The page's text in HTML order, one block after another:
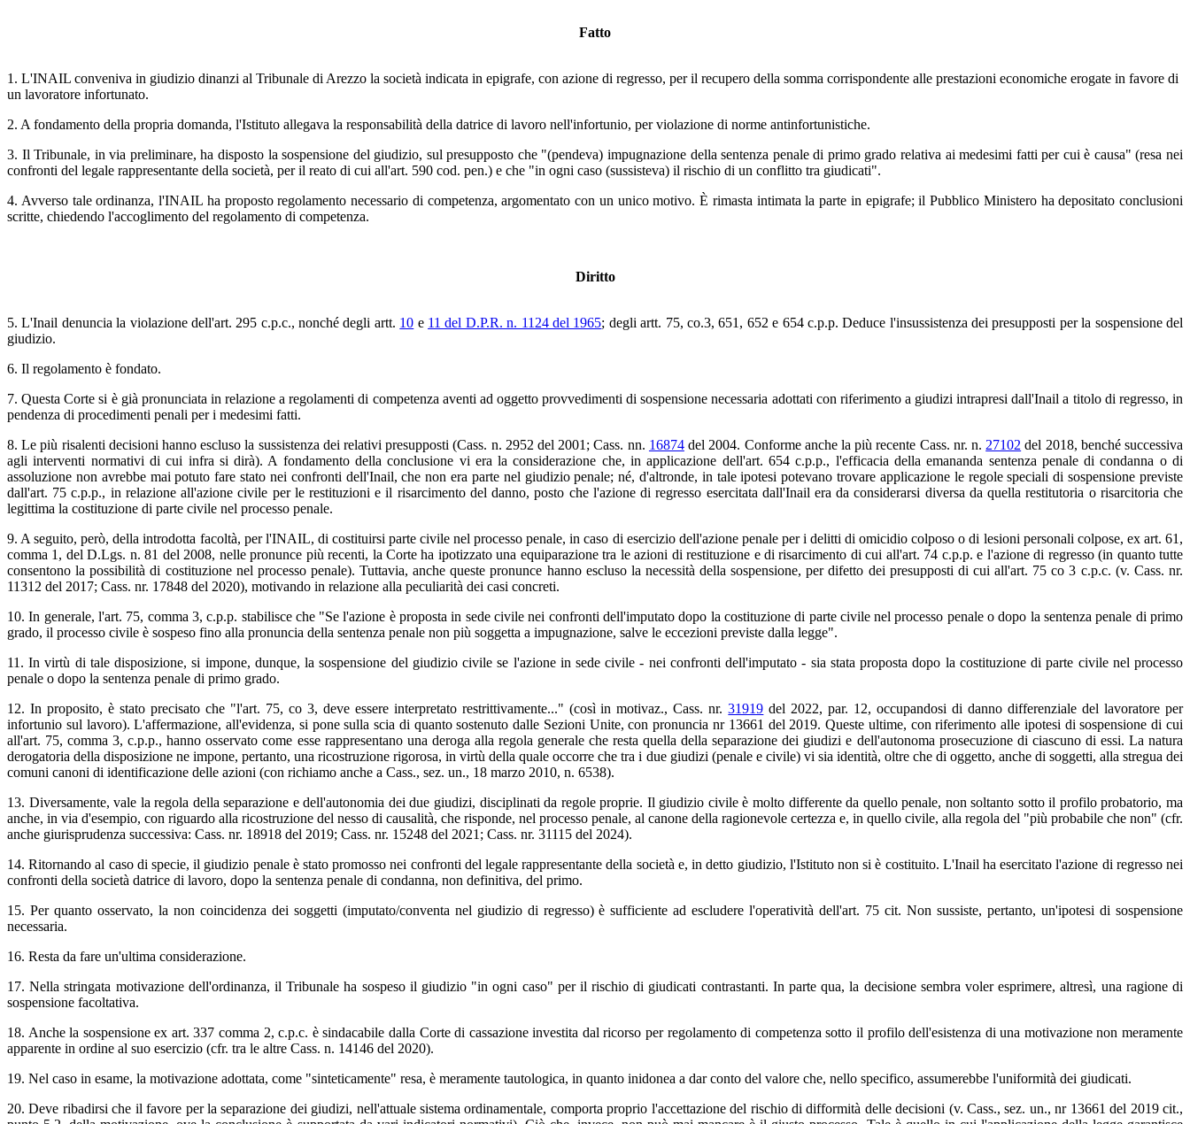
Fatto
1. L'INAIL conveniva in giudizio dinanzi al Tribunale di Arezzo la società indicata in epigrafe, con azione di regresso, per il recupero della somma corrispondente alle prestazioni economiche erogate in favore di
un lavoratore infortunato.
2. A fondamento della propria domanda, l'Istituto allegava la responsabilità della datrice di lavoro nell'infortunio, per violazione di norme antinfortunistiche.
3. Il Tribunale, in via preliminare, ha disposto la sospensione del giudizio, sul presupposto che "(pendeva) impugnazione della sentenza penale di primo grado relativa ai medesimi fatti per cui è causa" (resa nei
confronti del legale rappresentante della società, per il reato di cui all'art. 590 cod. pen.) e che "in ogni caso (sussisteva) il rischio di un conflitto tra giudicati".
4. Avverso tale ordinanza, l'INAIL ha proposto regolamento necessario di competenza, argomentato con un unico motivo. È rimasta intimata la parte in epigrafe; il Pubblico Ministero ha depositato conclusioni
scritte, chiedendo l'accoglimento del regolamento di competenza.
Diritto
5. L'Inail denuncia la violazione dell'art. 295 c.p.c., nonché degli artt. 10 e 11 del D.P.R. n. 1124 del 1965; degli artt. 75, co.3, 651, 652 e 654 c.p.p. Deduce l'insussistenza dei presupposti per la sospensione del
giudizio.
6. Il regolamento è fondato.
7. Questa Corte si è già pronunciata in relazione a regolamenti di competenza aventi ad oggetto provvedimenti di sospensione necessaria adottati con riferimento a giudizi intrapresi dall'Inail a titolo di regresso, in
pendenza di procedimenti penali per i medesimi fatti.
8. Le più risalenti decisioni hanno escluso la sussistenza dei relativi presupposti (Cass. n. 2952 del 2001; Cass. nn. 16874del 2004. Conforme anche la più recente Cass. nr. n. 27102 del 2018, benché successiva
agli interventi normativi di cui infra si dirà). A fondamento della conclusione vi era la considerazione che, in applicazione dell'art. 654 c.p.p., l'efficacia della emananda sentenza penale di condanna o di
assoluzione non avrebbe mai potuto fare stato nei confronti dell'Inail, che non era parte nel giudizio penale; né, d'altronde, in tale ipotesi potevano trovare applicazione le regole speciali di sospensione previste
dall'art. 75 c.p.p., in relazione all'azione civile per le restituzioni e il risarcimento del danno, posto che l'azione di regresso esercitata dall'Inail era da considerarsi diversa da quella restitutoria o risarcitoria che
legittima la costituzione di parte civile nel processo penale.
9. A seguito, però, della introdotta facoltà, per l'INAIL, di costituirsi parte civile nel processo penale, in caso di esercizio dell'azione penale per i delitti di omicidio colposo o di lesioni personali colpose, ex art. 61,
comma 1, del D.Lgs. n. 81 del 2008, nelle pronunce più recenti, la Corte ha ipotizzato una equiparazione tra le azioni di restituzione e di risarcimento di cui all'art. 74 c.p.p. e l'azione di regresso (in quanto tutte
consentono la possibilità di costituzione nel processo penale). Tuttavia, anche queste pronunce hanno escluso la necessità della sospensione, per difetto dei presupposti di cui all'art. 75 co 3 c.p.c. (v. Cass. nr.
11312 del 2017; Cass. nr. 17848 del 2020), motivando in relazione alla peculiarità dei casi concreti.
10. In generale, l'art. 75, comma 3, c.p.p. stabilisce che "Se l'azione è proposta in sede civile nei confronti dell'imputato dopo la costituzione di parte civile nel processo penale o dopo la sentenza penale di primo
grado, il processo civile è sospeso fino alla pronuncia della sentenza penale non più soggetta a impugnazione, salve le eccezioni previste dalla legge".
11. In virtù di tale disposizione, si impone, dunque, la sospensione del giudizio civile se l'azione in sede civile - nei confronti dell'imputato - sia stata proposta dopo la costituzione di parte civile nel processo
penale o dopo la sentenza penale di primo grado.
12. In proposito, è stato precisato che "l'art. 75, co 3, deve essere interpretato restrittivamente..." (così in motivaz., Cass. nr.31919 del 2022, par. 12, occupandosi di danno differenziale del lavoratore per
infortunio sul lavoro). L'affermazione, all'evidenza, si pone sulla scia di quanto sostenuto dalle Sezioni Unite, con pronuncia nr 13661 del 2019. Queste ultime, con riferimento alle ipotesi di sospensione di cui
all'art. 75, comma 3, c.p.p., hanno osservato come esse rappresentano una deroga alla regola generale che resta quella della separazione dei giudizi e dell'autonoma prosecuzione di ciascuno di essi. La natura
derogatoria della disposizione ne impone, pertanto, una ricostruzione rigorosa, in virtù della quale occorre che tra i due giudizi (penale e civile) vi sia identità, oltre che di oggetto, anche di soggetti, alla stregua dei
comuni canoni di identificazione delle azioni (con richiamo anche a Cass., sez. un., 18 marzo 2010, n. 6538).
13. Diversamente, vale la regola della separazione e dell'autonomia dei due giudizi, disciplinati da regole proprie. Il giudizio civile è molto differente da quello penale, non soltanto sotto il profilo probatorio, ma
anche, in via d'esempio, con riguardo alla ricostruzione del nesso di causalità, che risponde, nel processo penale, al canone della ragionevole certezza e, in quello civile, alla regola del "più probabile che non" (cfr.
anche giurisprudenza successiva: Cass. nr. 18918 del 2019; Cass. nr. 15248 del 2021; Cass. nr. 31115 del 2024).
14. Ritornando al caso di specie, il giudizio penale è stato promosso nei confronti del legale rappresentante della società e, in detto giudizio, l'Istituto non si è costituito. L'Inail ha esercitato l'azione di regresso nei
confronti della società datrice di lavoro, dopo la sentenza penale di condanna, non definitiva, del primo.
15. Per quanto osservato, la non coincidenza dei soggetti (imputato/conventa nel giudizio di regresso) è sufficiente ad escludere l'operatività dell'art. 75 cit. Non sussiste, pertanto, un'ipotesi di sospensione
necessaria.
16. Resta da fare un'ultima considerazione.
17. Nella stringata motivazione dell'ordinanza, il Tribunale ha sospeso il giudizio "in ogni caso" per il rischio di giudicati contrastanti. In parte qua, la decisione sembra voler esprimere, altresì, una ragione di
sospensione facoltativa.
18. Anche la sospensione ex art. 337 comma 2, c.p.c. è sindacabile dalla Corte di cassazione investita dal ricorso per regolamento di competenza sotto il profilo dell'esistenza di una motivazione non meramente
apparente in ordine al suo esercizio (cfr. tra le altre Cass. n. 14146 del 2020).
19. Nel caso in esame, la motivazione adottata, come "sinteticamente" resa, è meramente tautologica, in quanto inidonea a dar conto del valore che, nello specifico, assumerebbe l'uniformità dei giudicati.
20. Deve ribadirsi che il favore per la separazione dei giudizi, nell'attuale sistema ordinamentale, comporta proprio l'accettazione del rischio di difformità delle decisioni (v. Cass., sez. un., nr 13661 del 2019 cit.,